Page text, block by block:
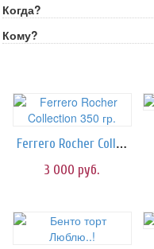
Когда?
Кому?
Ferrero Rocher Collection 350 гр.
3 000 руб.